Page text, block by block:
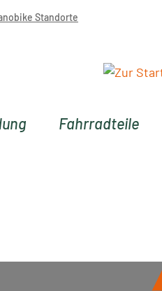
Standorte
Fahrradteile